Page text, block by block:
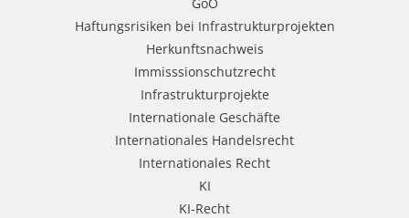
Haftungsrisiken bei Infrastrukturprojekten
Herkunftsnachweis
Immisssionschutzrecht
Infrastrukturprojekte
Internationale Geschäfte
Internationales Handelsrecht
Internationales Recht
KI
KI-Recht